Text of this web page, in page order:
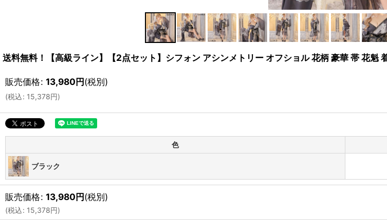
送料無料！【高級ライン】【2点セット】シフォン アシンメトリー オフショル 花柄 豪華 帯 花魁
販売価格: 13,980円(税別)
(税込: 15,378円)
色
ブラック
販売価格: 13,980円(税別)
(税込: 15,378円)